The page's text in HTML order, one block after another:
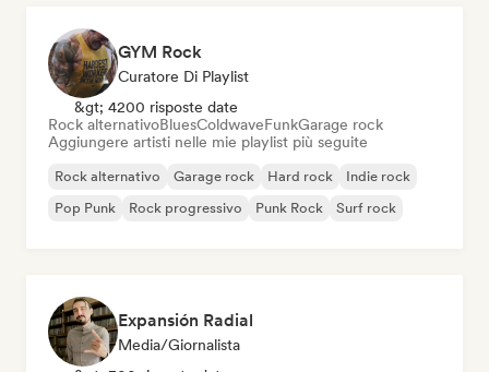
GYM Rock
Curatore Di Playlist
&gt; 4200 risposte date
Rock alternativoBluesColdwaveFunkGarage rock
Aggiungere artisti nelle mie playlist più seguite
Rock alternativo Garage rock Hard rock
Indie rock
Pop Punk
Rock progressivo Punk Rock Surf rock
Expansión Radial
Media/Giornalista